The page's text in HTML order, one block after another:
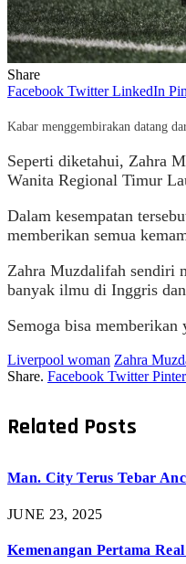
Share
Facebook Twitter LinkedIn
Kabar menggembirakan datang
Seperti diketahui, Zahra
Wanita Regional Timur
Dalam kesempatan
memberikan semua
Zahra Muzdalifah sendiri
banyak ilmu di Inggris
Semoga bisa
Liverpool woman Zahra
Share. Facebook Twitter
Related Posts
Man. City Terus Tebar
JUNE 23, 2025
Kemenangan Pertama